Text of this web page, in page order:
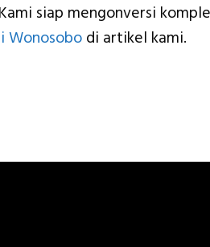
siap mengonversi
Wonosobo di artikel kami.